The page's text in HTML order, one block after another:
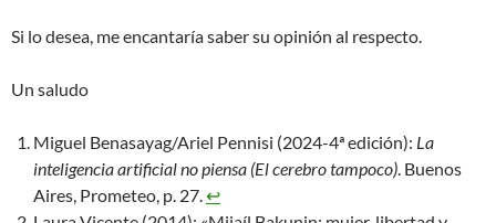
Si lo desea, me encantaría saber su opinión al respecto.
Un saludo
Miguel Benasayag/Ariel Pennisi (2024-4ª edición): La
inteligencia artificial no piensa (El cerebro tampoco) . Buenos
Aires, Prometeo, p. 27. ↩︎